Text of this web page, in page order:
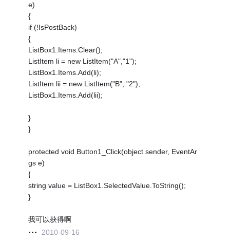
e)
{
if (!IsPostBack)
{
ListBox1.Items.Clear();
ListItem li = new ListItem("A","1");
ListBox1.Items.Add(li);
ListItem lii = new ListItem("B", "2");
ListBox1.Items.Add(lii);
}
}
protected void Button1_Click(object sender, EventAr
gs e)
{
string value = ListBox1.SelectedValue.ToString();
}
我可以获得啊
2010-09-16